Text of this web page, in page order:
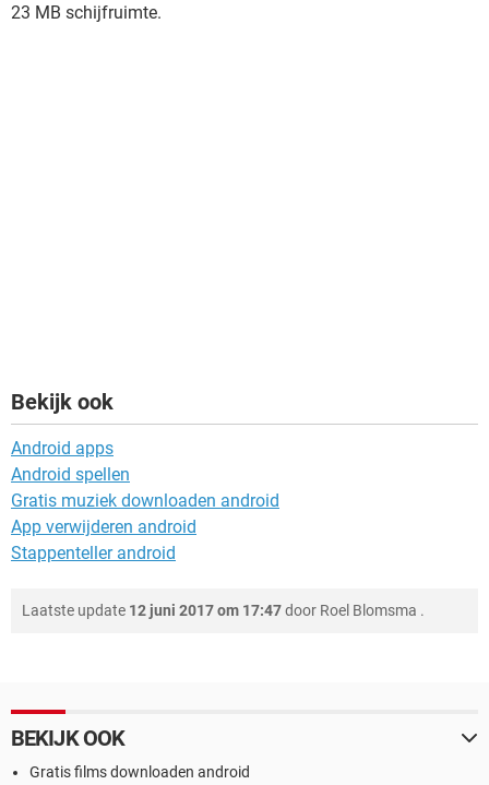
23 MB schijfruimte.
Bekijk ook
Android apps
Android spellen
Gratis muziek downloaden android
App verwijderen android
Stappenteller android
Laatste update 12 juni 2017 om 17:47door Roel Blomsma .
BEKIJK OOK
Gratis films downloaden android